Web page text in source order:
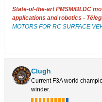
State-of-the-art PMSM/BLDC
applications and robotics -
MOTORS FOR RC SURFACE
Clugh
Current F3A world
winder.